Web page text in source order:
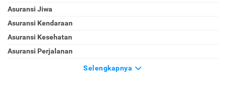
Asuransi Jiwa
Asuransi Kendaraan
Asuransi Kesehatan
Asuransi Perjalanan
Selengkapnya